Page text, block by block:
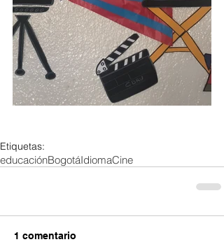
Etiquetas:
educaciónBogotáIdiomaCine
1 comentario